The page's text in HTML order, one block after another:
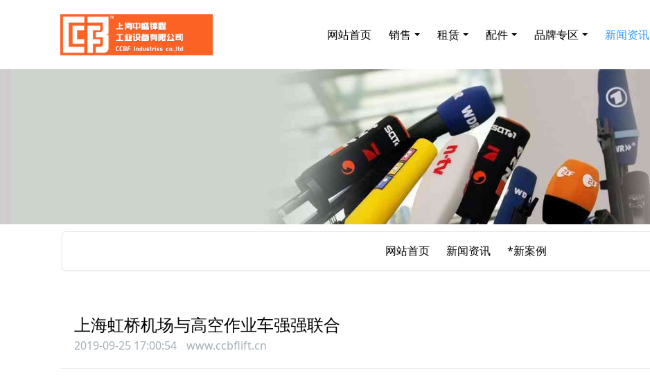
网站首页 销售 租赁 配件 品牌专区 新闻资讯
网站首页 新闻资讯 *新案例
上海虹桥机场与高空作业车强强联合
2019-09-25 17:00:54 www.ccbflift.cn